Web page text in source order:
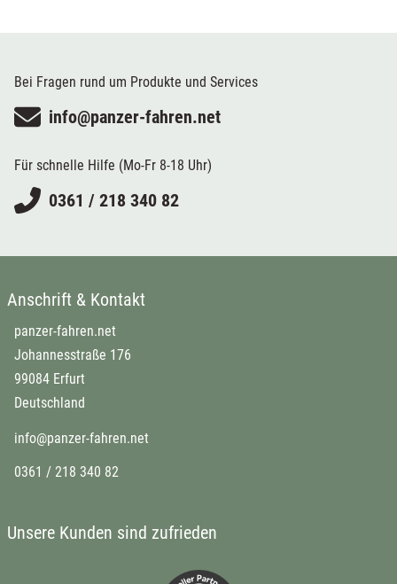
Bei Fragen rund um Produkte und Services
info@panzer-fahren.net
Für schnelle Hilfe (Mo-Fr 8-18 Uhr)
0361 / 218 340 82
Anschrift & Kontakt
panzer-fahren.net
Johannesstraße 176
99084 Erfurt
Deutschland
info@panzer-fahren.net
0361 / 218 340 82
Unsere Kunden sind zufrieden